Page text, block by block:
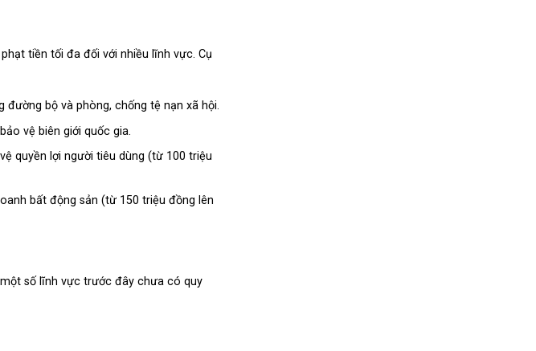
tiền tối đa đối với nhiều lĩnh vực. Cụ
bộ và phòng, chống tệ nạn xã hội.
vệ biên giới quốc gia.
quyền lợi người tiêu dùng (từ 100 triệu
bất động sản (từ 150 triệu đồng lên
số lĩnh vực trước đây chưa có quy